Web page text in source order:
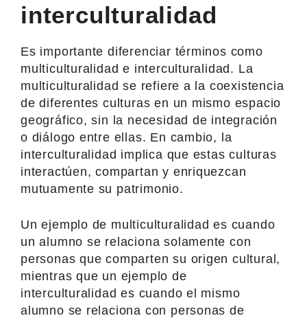
interculturalidad
Es importante diferenciar términos como
multiculturalidad e interculturalidad. La
multiculturalidad se refiere a la coexistencia
de diferentes culturas en un mismo espacio
geográfico, sin la necesidad de integración
o diálogo entre ellas. En cambio, la
interculturalidad implica que estas culturas
interactúen, compartan y enriquezcan
mutuamente su patrimonio.
Un ejemplo de multiculturalidad es cuando
un alumno se relaciona solamente con
personas que comparten su origen cultural,
mientras que un ejemplo de
interculturalidad es cuando el mismo
alumno se relaciona con personas de